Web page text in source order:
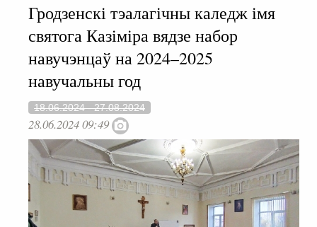
Гродзенскі тэалагічны каледж імя
святога Казіміра вядзе набор
навучэнцаў на 2024–2025
навучальны год
18.06.2024 - 27.08.2024
28.06.2024 09:49